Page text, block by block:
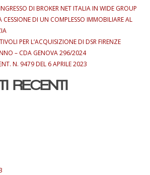
DI BROKER NET ITALIA IN WIDE GROUP
CESSIONE DI UN COMPLESSO IMMOBILIARE AL
PER L’ACQUISIZIONE DI DSR FIRENZE
– CDA GENOVA 296/2024
N. 9479 DEL 6 APRILE 2023
RECENTI